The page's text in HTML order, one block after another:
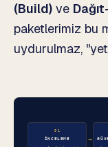
(Build) ve
paketlerimiz bu
uydurulmaz,